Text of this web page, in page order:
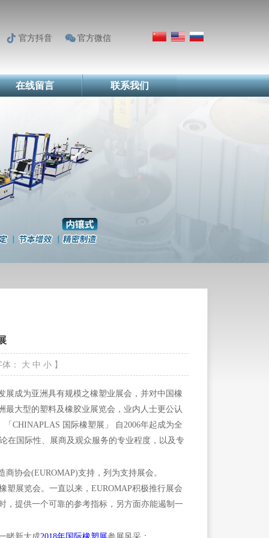
官方抖音 官方微信
在线留言 联系我们
： 大 中 小 】
展成为亚洲具有规模之橡塑业展会，并对中国橡
大型的塑料及橡胶业展览会，业内人士更公认
CHINAPLAS 国际橡塑展」 自2006年起成为全
在国际性、展商及观众服务的专业程度，以及专
协会(EUROMAP)支持，列为支持展会。
塑展览会。一直以来，EUROMAP积极推行展会
，提供一个可靠的参考指标，另方面亦能遏制一